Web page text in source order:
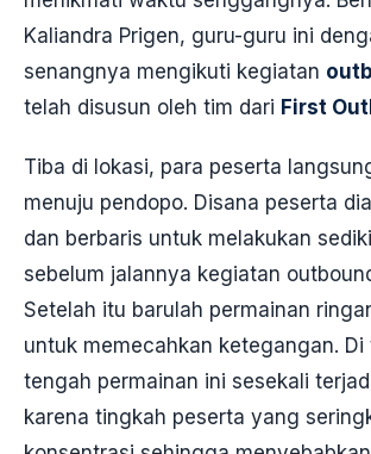
Kaliandra Prigen, guru-guru ini
senangnya mengikuti kegiatan
telah disusun oleh tim dari First
Tiba di lokasi, para peserta
menuju pendopo. Disana peserta
dan berbaris untuk melakukan
sebelum jalannya kegiatan
Setelah itu barulah permainan
untuk memecahkan ketegangan. Di
tengah permainan ini sesekali
karena tingkah peserta yang